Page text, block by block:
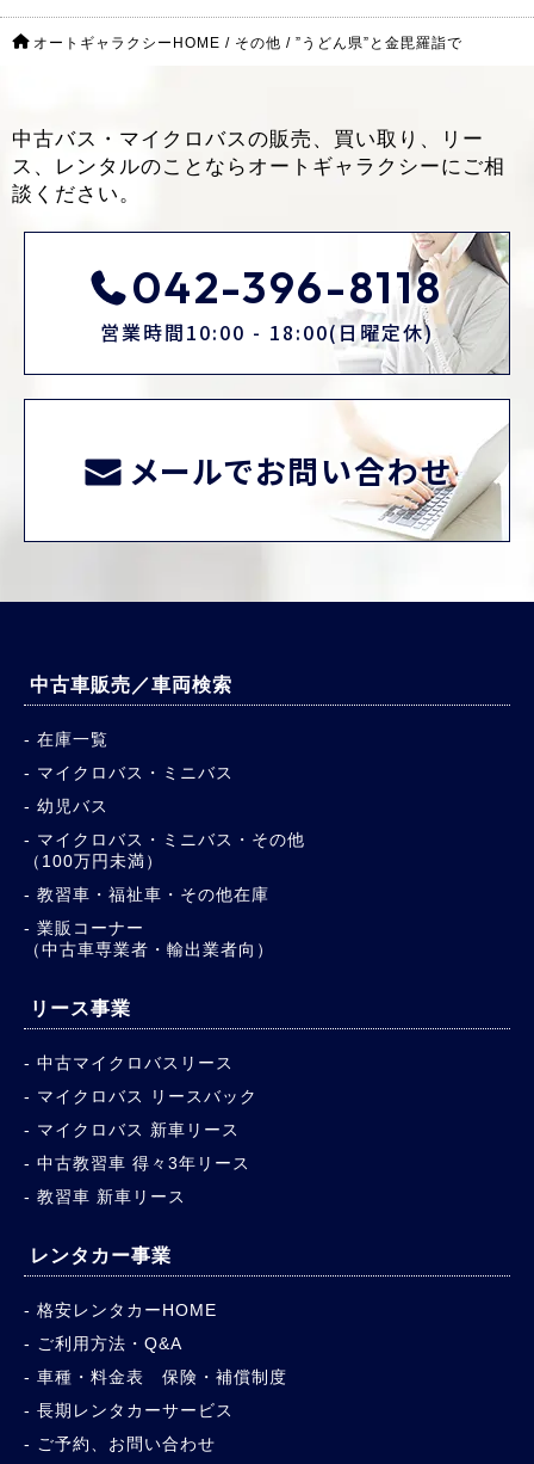
オートギャラクシーHOME / その他 / ”うどん県”と金毘羅詣で
中古バス・マイクロバスの販売、買い取り、リー
ス、レンタルのことなら オートギャラクシーにご相
談ください。
042-396-8118
営業時間10:00 - 18:00(日曜定休)
メールでお問い合わせ
中古車販売／車両検索
在庫一覧
マイクロバス・ミニバス
幼児バス
マイクロバス・ミニバス・その他
（100万円未満）
教習車・福祉車・その他在庫
業販コーナー
（中古車専業者・輸出業者向）
リース事業
中古マイクロバスリース
マイクロバス リースバック
マイクロバス 新車リース
中古教習車 得々3年リース
教習車 新車リース
レンタカー事業
格安レンタカーHOME
ご利用方法・Q&A
車種・料金表 保険・補償制度
長期レンタカーサービス
ご予約、お問い合わせ